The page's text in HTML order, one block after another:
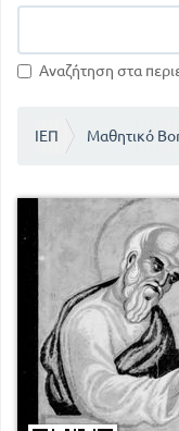
Αναζήτηση στα
ΙΕΠ Μαθητικό